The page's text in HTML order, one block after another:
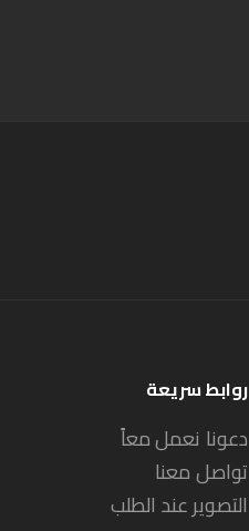
روابط سريعة
دعونا نعمل معاً
تواصل معنا
التصوير عند الطلب